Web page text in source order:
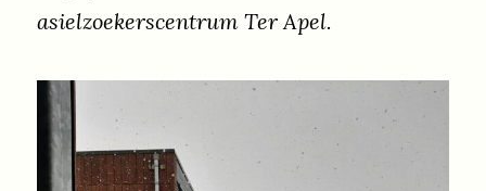
asielzoekerscentrum Ter Apel.